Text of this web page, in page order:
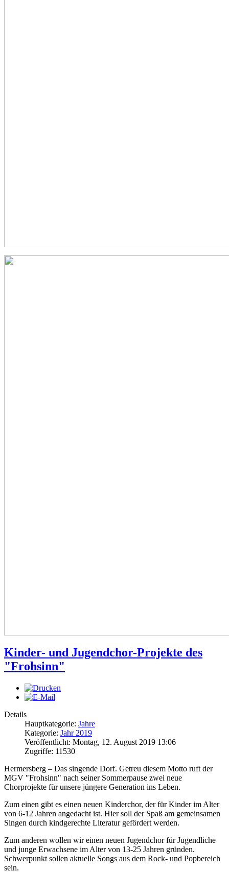
Kinder- und Jugendchor-Projekte des
"Frohsinn"
Details
Hauptkategorie: Jahre
Kategorie: Jahr 2019
Veröffentlicht: Montag, 12. August 2019 13:06
Zugriffe: 11530
Hermersberg – Das singende Dorf. Getreu diesem Motto ruft der
MGV "Frohsinn" nach seiner Sommerpause zwei neue
Chorprojekte für unsere jüngere Generation ins Leben.
Zum einen gibt es einen neuen Kinderchor, der für Kinder im Alter
von 6-12 Jahren angedacht ist. Hier soll der Spaß am gemeinsamen
Singen durch kindgerechte Literatur gefördert werden.
Zum anderen wollen wir einen neuen Jugendchor für Jugendliche
und junge Erwachsene im Alter von 13-25 Jahren gründen.
Schwerpunkt sollen aktuelle Songs aus dem Rock- und Popbereich
sein.